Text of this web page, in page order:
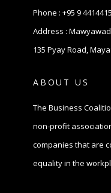
Phone : +95 9
Address :
135 Pyay Road,
ABOUT US
The Business
non-profit
companies that are
equality in the